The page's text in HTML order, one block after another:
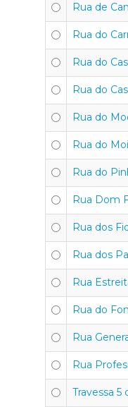
Rua de
Rua do
Rua do
Rua do
Rua do
Rua do
Rua do
Rua Dom
Rua dos
Rua dos
Rua
Rua do
Rua
Rua
Travessa 5